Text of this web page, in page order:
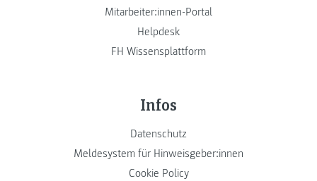
Mitarbeiter:innen-Portal
Helpdesk
FH Wissensplattform
Infos
Datenschutz
Meldesystem für Hinweisgeber:innen
Cookie Policy